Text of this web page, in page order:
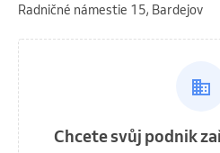
Radničné námestie 15, Bardejov
Chcete svůj podnik